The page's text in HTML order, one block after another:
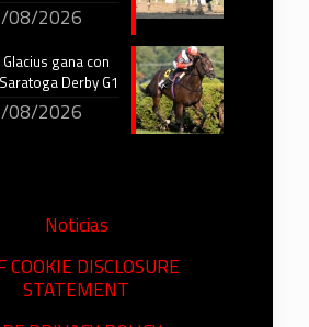
08/2026
gana con
Derby G1
08/2026
Noticias
COOKIE DISCLOSURE
STATEMENT